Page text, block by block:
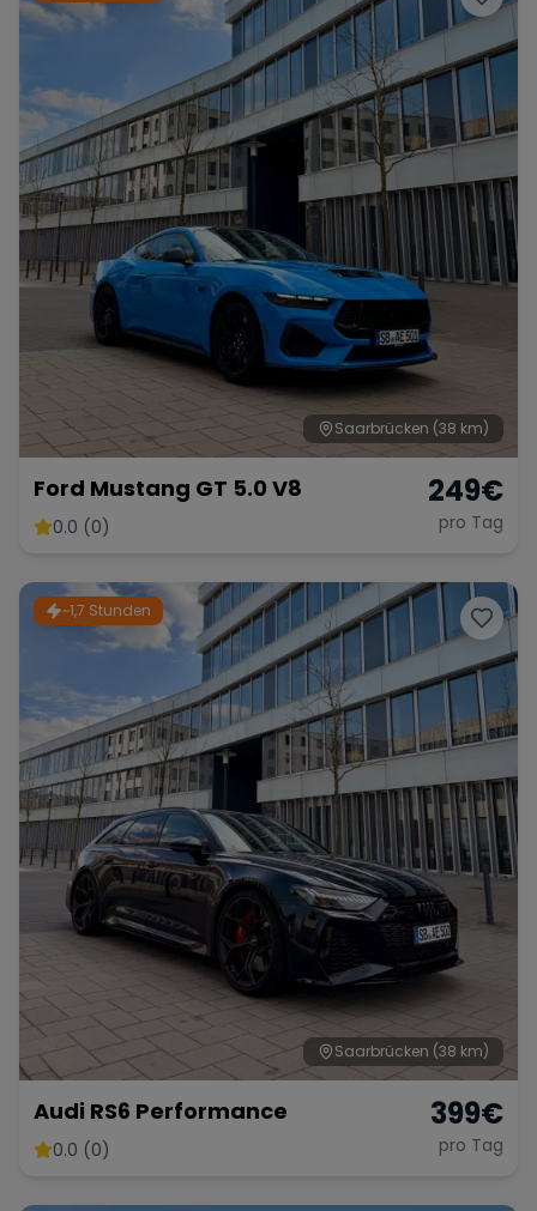
Saarbrücken (38 km)
Ford Mustang GT 5.0 V8
0.0 (0)
249€
pro Tag
~1,7 Stunden
Saarbrücken (38 km)
Audi RS6 Performance
0.0 (0)
399€
pro Tag